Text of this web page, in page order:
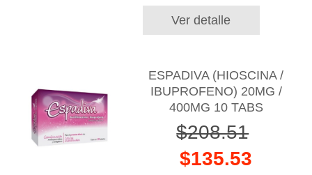
Ver detalle
ESPADIVA (HIOSCINA /
IBUPROFENO) 20MG /
400MG 10 TABS
$208.51
$135.53